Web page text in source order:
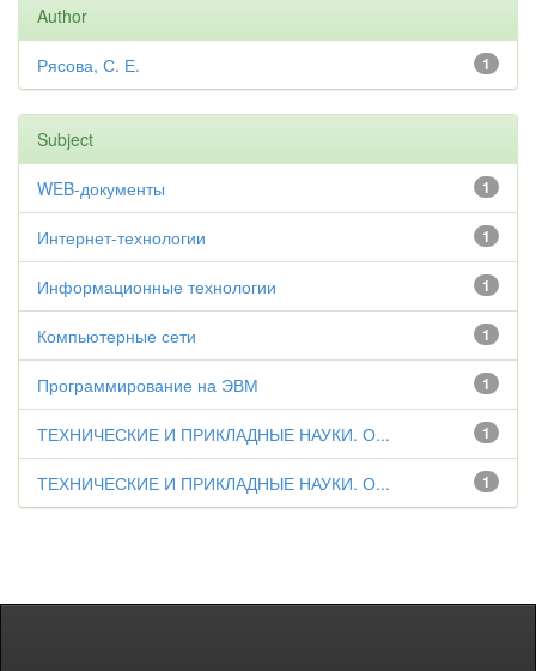
Author
1
Рясова, С. Е.
Subject
1
WEB-документы
1
Интернет-технологии
1
Информационные технологии
1
Компьютерные сети
1
Программирование на ЭВМ
1
ТЕХНИЧЕСКИЕ И ПРИКЛАДНЫЕ НАУКИ. О...
1
ТЕХНИЧЕСКИЕ И ПРИКЛАДНЫЕ НАУКИ. О...